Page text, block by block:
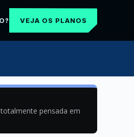
VEJA OS PLANOS
pensada em